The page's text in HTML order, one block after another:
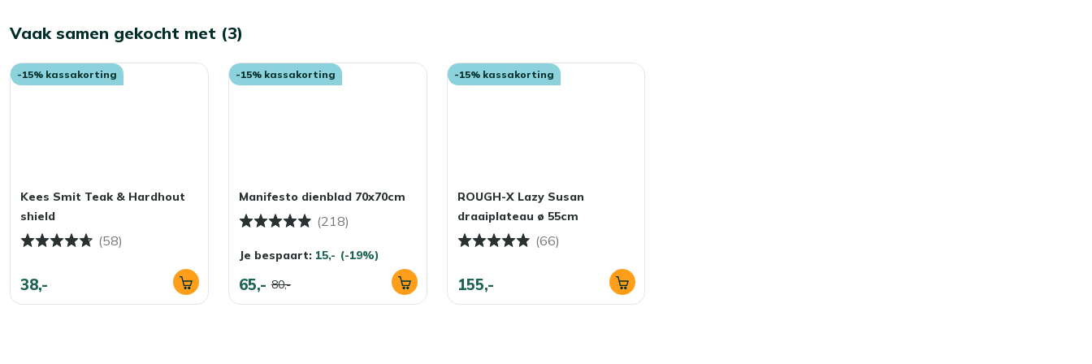
Vaak samen gekocht met (3)
-15% kassakorting
Kees Smit Teak & Hardhout
shield
(58)
38,-
-15% kassakorting
Manifesto dienblad 70x70cm
(218)
Je bespaart: 15,- (-19%)
65,- 80,-
-15% kassakorting
ROUGH-X Lazy Susan
draaiplateau ø 55cm
(66)
155,-